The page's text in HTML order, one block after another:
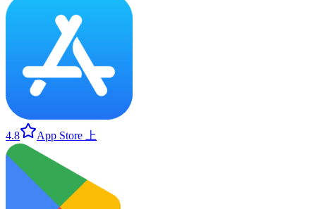
4.8 App Store 上